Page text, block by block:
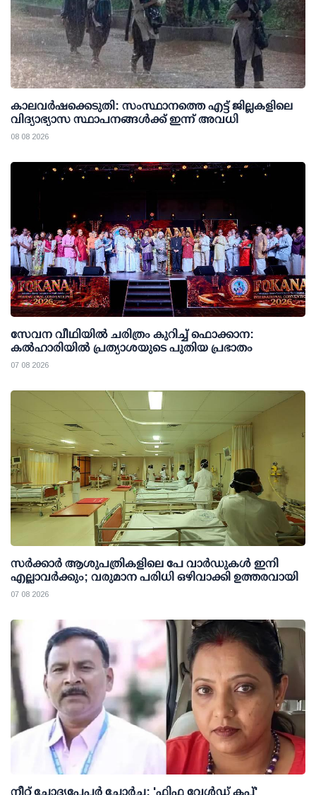
കാലവര്‍ഷക്കെടുതി: സംസ്ഥാനത്തെ എട്ട് ജില്ലകളിലെ
വിദ്യാഭ്യാസ സ്ഥാപനങ്ങള്‍ക്ക് ഇന്ന് അവധി
08 08 2026
സേവന വീഥിയില്‍ ചരിത്രം കുറിച്ച് ഫൊക്കാന:
കല്‍ഹാരിയില്‍ പ്രത്യാശയുടെ പുതിയ പ്രഭാതം
07 08 2026
സര്‍ക്കാര്‍ ആശുപത്രികളിലെ പേ വാര്‍ഡുകള്‍ ഇനി
എല്ലാവര്‍ക്കും; വരുമാന പരിധി ഒഴിവാക്കി ഉത്തരവായി
07 08 2026
നീറ്റ് ചോദ്യപേപ്പര്‍ ചോര്‍ച്ച: 'ഫിഫ വേള്‍ഡ് കപ്പ്'